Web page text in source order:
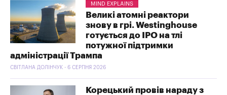
MIND EXPLAINS
Великі атомні реактори
знову в грі. Westinghouse
готується до IPO на тлі
потужної підтримки
адміністрації Трампа
СВІТЛАНА ДОЛІНЧУК - 6 СЕРПНЯ 2026
Корецький провів нараду з